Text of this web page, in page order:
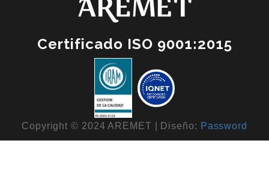
Certificado ISO 9001:2015
Copyright © 2024 AREMET | Diseño: Password